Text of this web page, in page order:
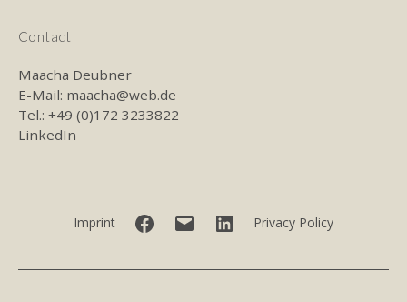
Contact
Maacha Deubner
E-Mail: maacha@web.de
Tel.: +49 (0)172 3233822
LinkedIn
Imprint Facebook LinkedIn
Privacy Policy